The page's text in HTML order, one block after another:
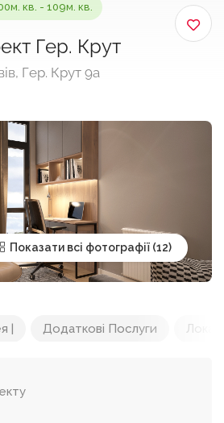
кв. - 109м. кв.
Гер. Крут
Гер. Крут 9а
Показати всі фотографії
| Додаткові Послуги